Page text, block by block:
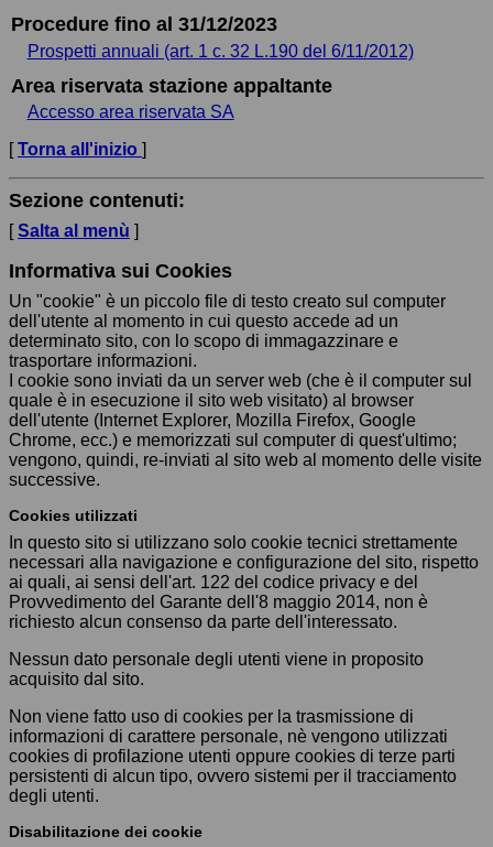
Procedure fino al 31/12/2023
Prospetti annuali (art. 1 c. 32 L.190 del 6/11/2012)
Area riservata stazione appaltante
Accesso area riservata SA
[Torna all'inizio ]
Sezione contenuti:
[Salta al menù ]
Informativa sui Cookies
Un "cookie" è un piccolo file di testo creato sul computer
dell'utente al momento in cui questo accede ad un
determinato sito, con lo scopo di immagazzinare e
trasportare informazioni.
I cookie sono inviati da un server web (che è il computer sul
quale è in esecuzione il sito web visitato) al browser
dell'utente (Internet Explorer, Mozilla Firefox, Google
Chrome, ecc.) e memorizzati sul computer di quest'ultimo;
vengono, quindi, re-inviati al sito web al momento delle visite
successive.
Cookies utilizzati
In questo sito si utilizzano solo cookie tecnici strettamente
necessari alla navigazione e configurazione del sito, rispetto
ai quali, ai sensi dell'art. 122 del codice privacy e del
Provvedimento del Garante dell'8 maggio 2014, non è
richiesto alcun consenso da parte dell'interessato.
Nessun dato personale degli utenti viene in proposito
acquisito dal sito.
Non viene fatto uso di cookies per la trasmissione di
informazioni di carattere personale, nè vengono utilizzati
cookies di profilazione utenti oppure cookies di terze parti
persistenti di alcun tipo, ovvero sistemi per il tracciamento
degli utenti.
Disabilitazione dei cookie